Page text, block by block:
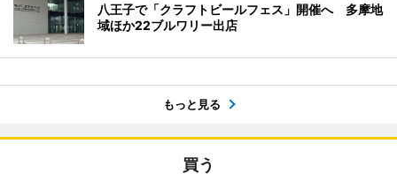
八王子で「クラフトビールフェス」開催へ 多摩地
域ほか22ブルワリー出店
もっと見る
買う